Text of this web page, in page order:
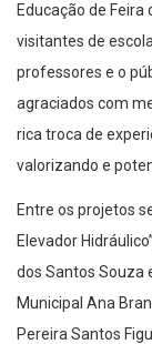
Educação de
visitantes de
professores e o
agraciados com
rica troca de
valorizando e
Entre os projetos
Elevador
dos Santos Souza
Municipal Ana
Pereira Santos